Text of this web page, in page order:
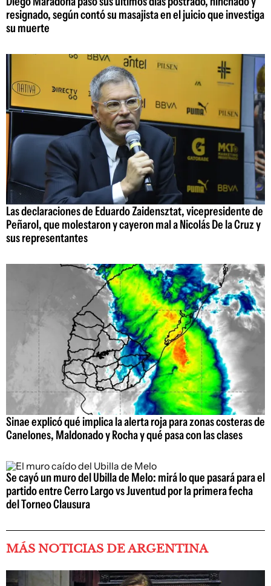
resignado, según contó su masajista en el juicio que investiga
su muerte
Las declaraciones de Eduardo Zaidensztat, vicepresidente de
Peñarol, que molestaron y cayeron mal a Nicolás De la Cruz y
sus representantes
Sinae explicó qué implica la alerta roja para zonas costeras de
Canelones, Maldonado y Rocha y qué pasa con las clases
Se cayó un muro del Ubilla de Melo: mirá lo que pasará para el
partido entre Cerro Largo vs Juventud por la primera fecha
del Torneo Clausura
MÁS NOTICIAS DE ARGENTINA